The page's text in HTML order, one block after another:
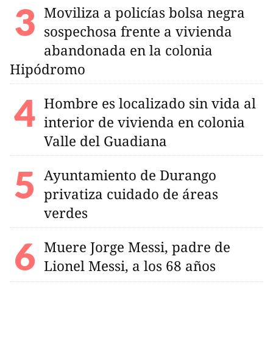
Moviliza a policías bolsa negra
sospechosa frente a vivienda
abandonada en la colonia
Hipódromo
Hombre es localizado sin vida al
interior de vivienda en colonia
Valle del Guadiana
Ayuntamiento de Durango
privatiza cuidado de áreas
verdes
Muere Jorge Messi, padre de
Lionel Messi, a los 68 años